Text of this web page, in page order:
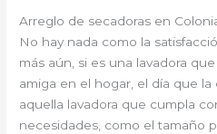
Arreglo de secadoras en
No hay nada como la
más aún, si es una lavadora
amiga en el hogar, el día que
aquella lavadora que cumpla
necesidades, como el tamaño